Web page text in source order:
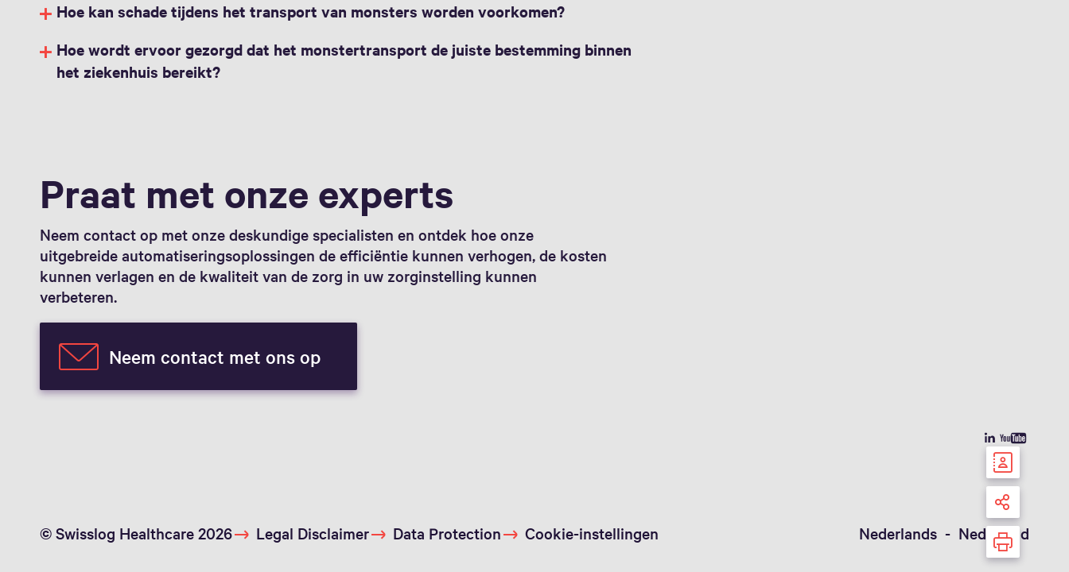
Hoe kan schade tijdens het transport van monsters worden voorkomen?
Hoe wordt ervoor gezorgd dat het monstertransport de juiste bestemming binnen
het ziekenhuis bereikt?
Praat met onze experts
Neem contact op met onze deskundige specialisten en ontdek hoe onze
uitgebreide automatiseringsoplossingen de efficiëntie kunnen verhogen, de kosten
kunnen verlagen en de kwaliteit van de zorg in uw zorginstelling kunnen
verbeteren.
Neem contact met ons op
© Swisslog Healthcare 2026 Legal Disclaimer Data Protection Cookie-instellingen Nederlands - Nederland